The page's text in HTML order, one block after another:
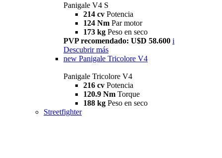
Panigale V4 S
214 cv Potencia
124 Nm Par motor
173 kg Peso en seco
PVP recomendado: U$D 58.600 i
Descubrir más
new Panigale Tricolore V4
Panigale Tricolore V4
216 cv Potencia
120.9 Nm Torque
188 kg Peso en seco
Streetfighter